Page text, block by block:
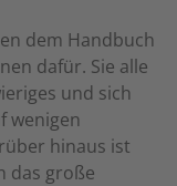
dem Handbuch
dafür. Sie alle
und sich
wenigen
hinaus ist
das große